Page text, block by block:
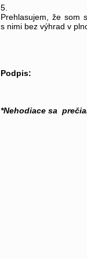
5.
Prehlasujem, že som
s nimi bez výhrad v
*Nehodiace sa